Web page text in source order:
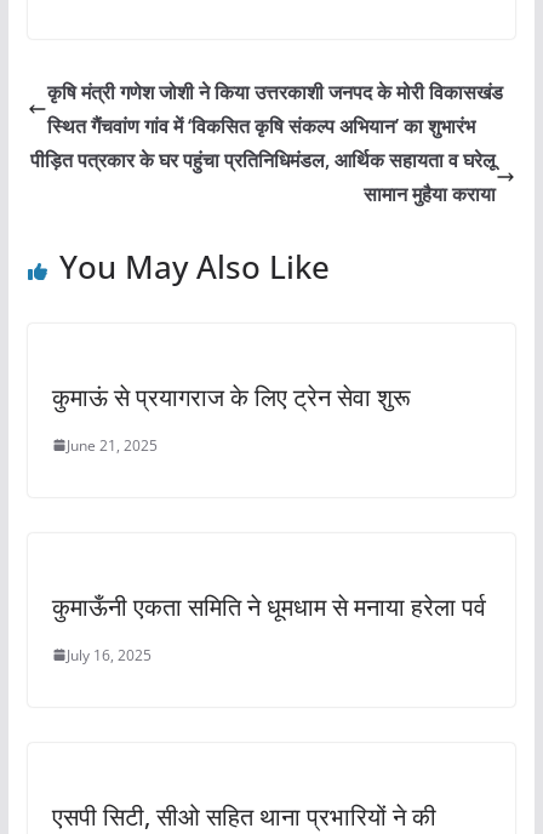
e
b
o
er l s
A
p
e
कृषि मंत्री गणेश जोशी ने किया उत्तरकाशी जनपद के मोरी विकासखंड
स्थित गैंचवांण गांव में ‘विकसित कृषि संकल्प अभियान’ का शुभारंभ
पीड़ित पत्रकार के घर पहुंचा प्रतिनिधिमंडल, आर्थिक सहायता व घरेलू
सामान मुहैया कराया
You May Also Like
कुमाऊं से प्रयागराज के लिए ट्रेन सेवा शुरू
June 21, 2025
कुमाऊँनी एकता समिति ने धूमधाम से मनाया हरेला पर्व
July 16, 2025
एसपी सिटी, सीओ सहित थाना प्रभारियों ने की